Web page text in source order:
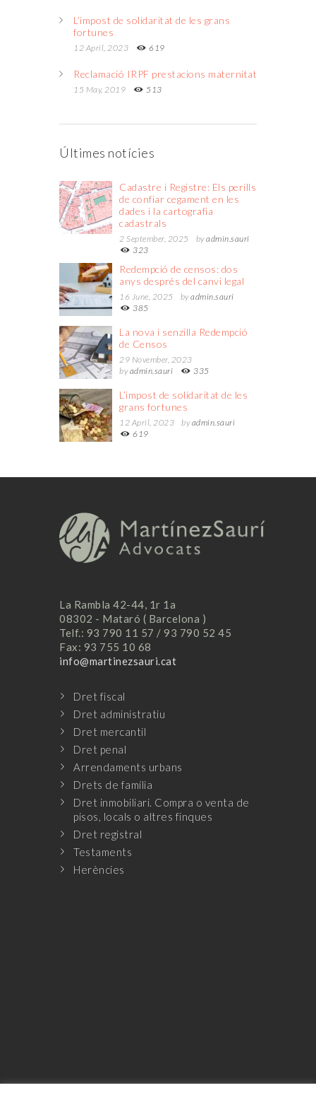
L’impost de solidaritat de les grans
fortunes
12 April, 2023 619
Reclamació IRPF prestacions maternitat
15 May, 2019 513
Últimes notícies
Cadastre i Registre: Els perills
de confiar cegament en les
dades i la cartografia
cadastrals
2 September, 2025 byadmin.sauri
323
Redempció de censos: dos
anys després del canvi legal
16 June, 2025 byadmin.sauri
385
La nova i senzilla Redempció
de Censos
29 November, 2023
byadmin.sauri 335
L’impost de solidaritat de les
grans fortunes
12 April, 2023 byadmin.sauri
619
La Rambla 42-44, 1r 1a
08302 - Mataró ( Barcelona )
Telf.: 93 790 11 57 / 93 790 52 45
Fax: 93 755 10 68
info@martinezsauri.cat
Dret fiscal
Dret administratiu
Dret mercantil
Dret penal
Arrendaments urbans
Drets de família
Dret inmobiliari. Compra o venta de
pisos, locals o altres finques
Dret registral
Testaments
Herències